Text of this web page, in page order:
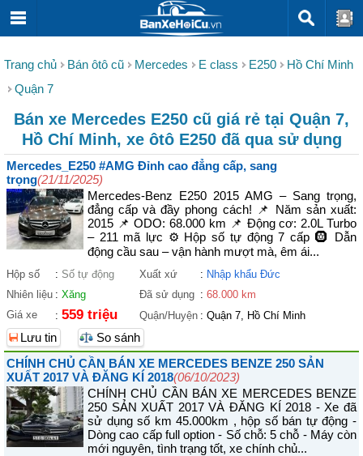
Trang chủ Bán ôtô cũ Mercedes E class E250
Hồ Chí Minh
Quận 7
Bán xe Mercedes E250 cũ giá rẻ tại Quận 7,
Hồ Chí Minh, xe ôtô E250 đã qua sử dụng
Mercedes_E250 #AMG Đỉnh cao đẳng cấp, sang
trọng(21/11/2025)
Mercedes-Benz E250 2015 AMG – Sang trọng,
đẳng cấp và đầy phong cách! 📌 Năm sản xuất:
2015 📌 ODO: 68.000 km 📌 Động cơ: 2.0L Turbo
– 211 mã lực ⚙️ Hộp số tự động 7 cấp 🛞 Dẫn
động cầu sau – vận hành mượt mà, êm ái...
Hộp số : Số tự động Xuất xứ : Nhập khẩu Đức
Nhiên liệu : Xăng Đã sử dụng : 68.000 km
Giá xe
: 559 triệu Quận/Huyện : Quận 7, Hồ Chí Minh
Lưu tin
So sánh
CHÍNH CHỦ CẦN BÁN XE MERCEDES BENZE 250 SẢN
XUẤT 2017 VÀ ĐĂNG KÍ 2018(06/10/2023)
CHÍNH CHỦ CẦN BÁN XE MERCEDES BENZE
250 SẢN XUẤT 2017 VÀ ĐĂNG KÍ 2018 - Xe đã
sử dụng số km 45.000km , hộp số bán tự động -
Dòng cao cấp full option - Số chỗ: 5 chỗ - Máy còn
mới nguyên, tình trạng tốt, xe chính chủ...